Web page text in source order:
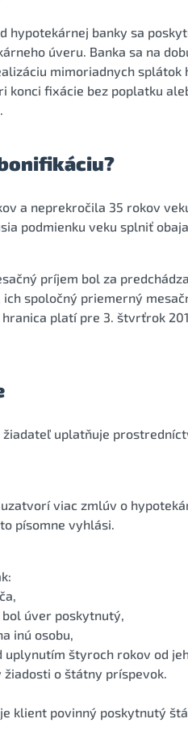
hypotekárnej banky sa
úveru. Banka sa na
mimoriadnych splátok
konci fixácie bez poplatku
a neprekročila 35 rokov
podmienku veku splniť
príjem bol za
ich spoločný priemerný
platí pre 3. štvrťrok
uplatňuje
viac zmlúv o
písomne vyhlási.
úver poskytnutý,
inú osobu,
štyroch rokov od
o štátny príspevok.
klient povinný poskytnutý